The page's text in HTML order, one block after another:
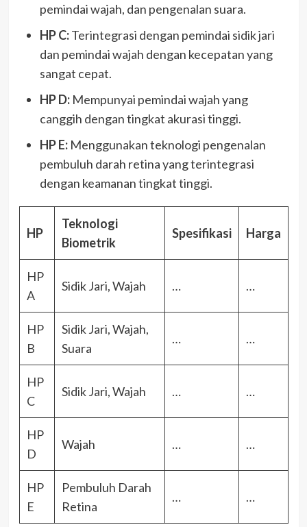
pemindai wajah, dan pengenalan suara.
HP C:Terintegrasi dengan pemindai sidik jari
dan pemindai wajah dengan kecepatan yang
sangat cepat.
HP D:Mempunyai pemindai wajah yang
canggih dengan tingkat akurasi tinggi.
HP E:Menggunakan teknologi pengenalan
pembuluh darah retina yang terintegrasi
dengan keamanan tingkat tinggi.
HP
Teknologi
Biometrik
Spesifikasi Harga
HP
A
Sidik Jari, Wajah … …
HP
B
Sidik Jari, Wajah,
Suara
… …
HP
C
Sidik Jari, Wajah … …
HP
D
Wajah … …
HP
E
Pembuluh Darah
Retina
… …